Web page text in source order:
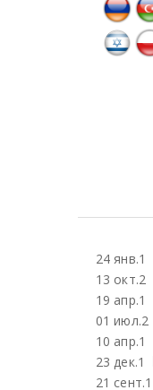
24 янв.1
13 окт.2
19 апр.1
01 июл.2
10 апр.1
23 дек.1
21 сент.1